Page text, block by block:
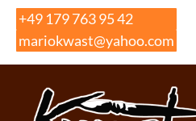
Skip
content
+49 179 763 95 42
mariokwast@yahoo.com